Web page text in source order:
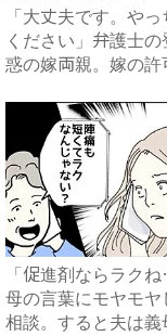
「大丈夫です。や
ください」弁護士
惑の嫁両親。嫁の許
「促進剤ならラク
母の言葉にモヤモヤ
相談。すると夫は義